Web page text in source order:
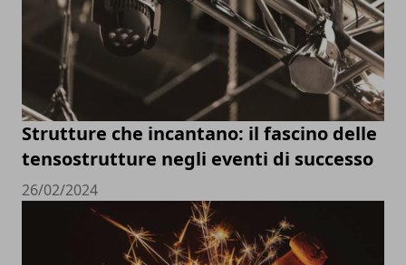
Strutture che incantano: il fascino delle
tensostrutture negli eventi di successo
26/02/2024